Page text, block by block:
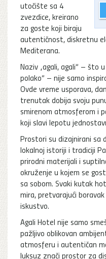
utočište sa 4
zvezdice, kreirano
za goste koji biraju
autentičnost, diskretnu
Mediterana.
Naziv „agali, agali“ – što
polako“ – nije samo
Ovde vreme usporava,
trenutak dobija svoju
smirenom atmosferom i
koji slavi lepotu
Prostori su dizajnirani sa
lokalnoj istoriji i tradiciji
prirodni materijali i
okruženje u kojem se
sa sobom. Svaki kutak
mira, pretvarajući
iskustvo.
Agali Hotel nije samo
pažljivo oblikovan
atmosferu i autentičan
luksuz znači prostor za